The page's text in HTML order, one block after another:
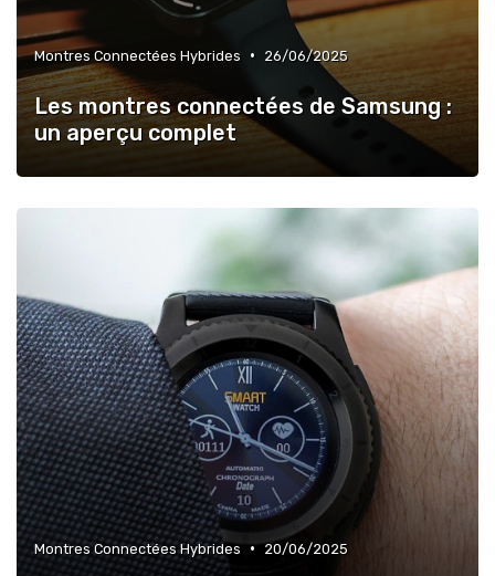
Montres Connectées Hybrides • 26/06/2025
Les montres connectées de Samsung :
un aperçu complet
Montres Connectées Hybrides • 20/06/2025